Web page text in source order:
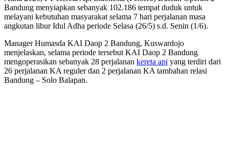
Bandung menyiapkan sebanyak 102.186 tempat duduk untuk
melayani kebutuhan masyarakat selama 7 hari perjalanan masa
angkutan libur Idul Adha periode Selasa (26/5) s.d. Senin (1/6).
Manager Humasda KAI Daop 2 Bandung, Kuswardojo
menjelaskan, selama periode tersebut KAI Daop 2 Bandung
mengoperasikan sebanyak 28 perjalanan kereta api yang terdiri dari
26 perjalanan KA reguler dan 2 perjalanan KA tambahan relasi
Bandung – Solo Balapan.